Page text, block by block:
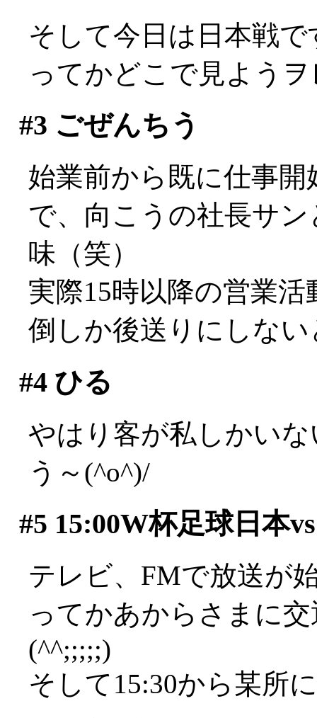
そして今日は日本戦で
ってかどこで見よう
#3 ごぜんちう
始業前から既に仕事
で、向こうの社長サ
味（笑）
実際15時以降の営業
倒しか後送りにしな
#4ひる
やはり客が私しかい
う～(^o^)/
#5 15:00W杯足球日本
テレビ、FMで放送が
ってかあからさまに
(^^;;;;;)
そして15:30から某所